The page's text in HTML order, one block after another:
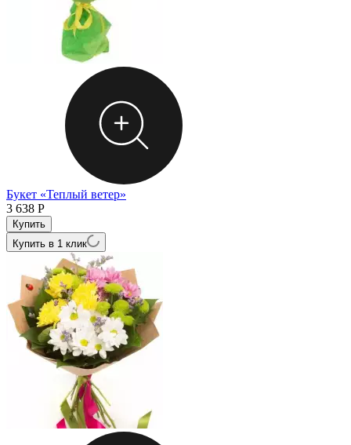
Букет «Теплый ветер»
3 638 Р
Купить в 1 клик